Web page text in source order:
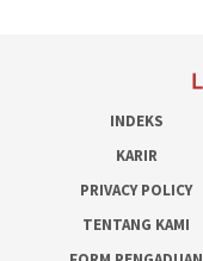
INDEKS
KARIR
PRIVACY POLICY
TENTANG KAMI